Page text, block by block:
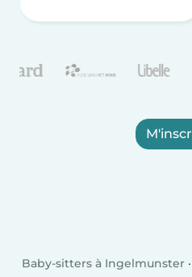
Baby-sitters à Ingelmunster